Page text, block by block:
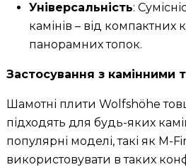
Універсальність:
камінів – від компактних
панорамних топок.
Застосування з камінними
Шамотні плити Wolfshöhe
підходять для будь-яких
популярні моделі, такі як M-
використовувати в таких